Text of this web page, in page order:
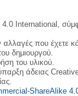
International,
που
δημιουργού.
του υλικού.
άδειας
ShareAlike